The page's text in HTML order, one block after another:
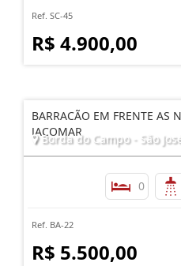
Ref. SC-45
R$ 4.900,00
BARRACÃO EM FRENTE AS
JACOMAR
Borda do Campo - São
0
Ref. BA-22
R$ 5.500,00